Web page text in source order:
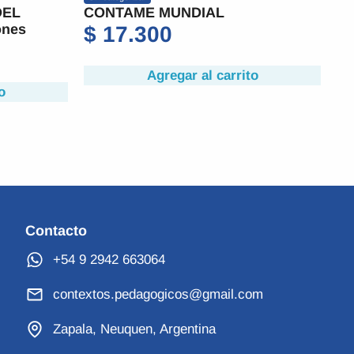
CONTAME MUNDIAL
$ 17.300
Agregar al carrito
Contacto
+54 9 2942 663064
contextos.pedagogicos@gmail.com
Zapala, Neuquen, Argentina